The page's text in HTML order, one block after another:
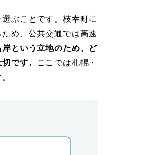
ぶことです。枝幸町に
め、公共交通では高速
という立地のため、ど
です。 ここでは札幌・